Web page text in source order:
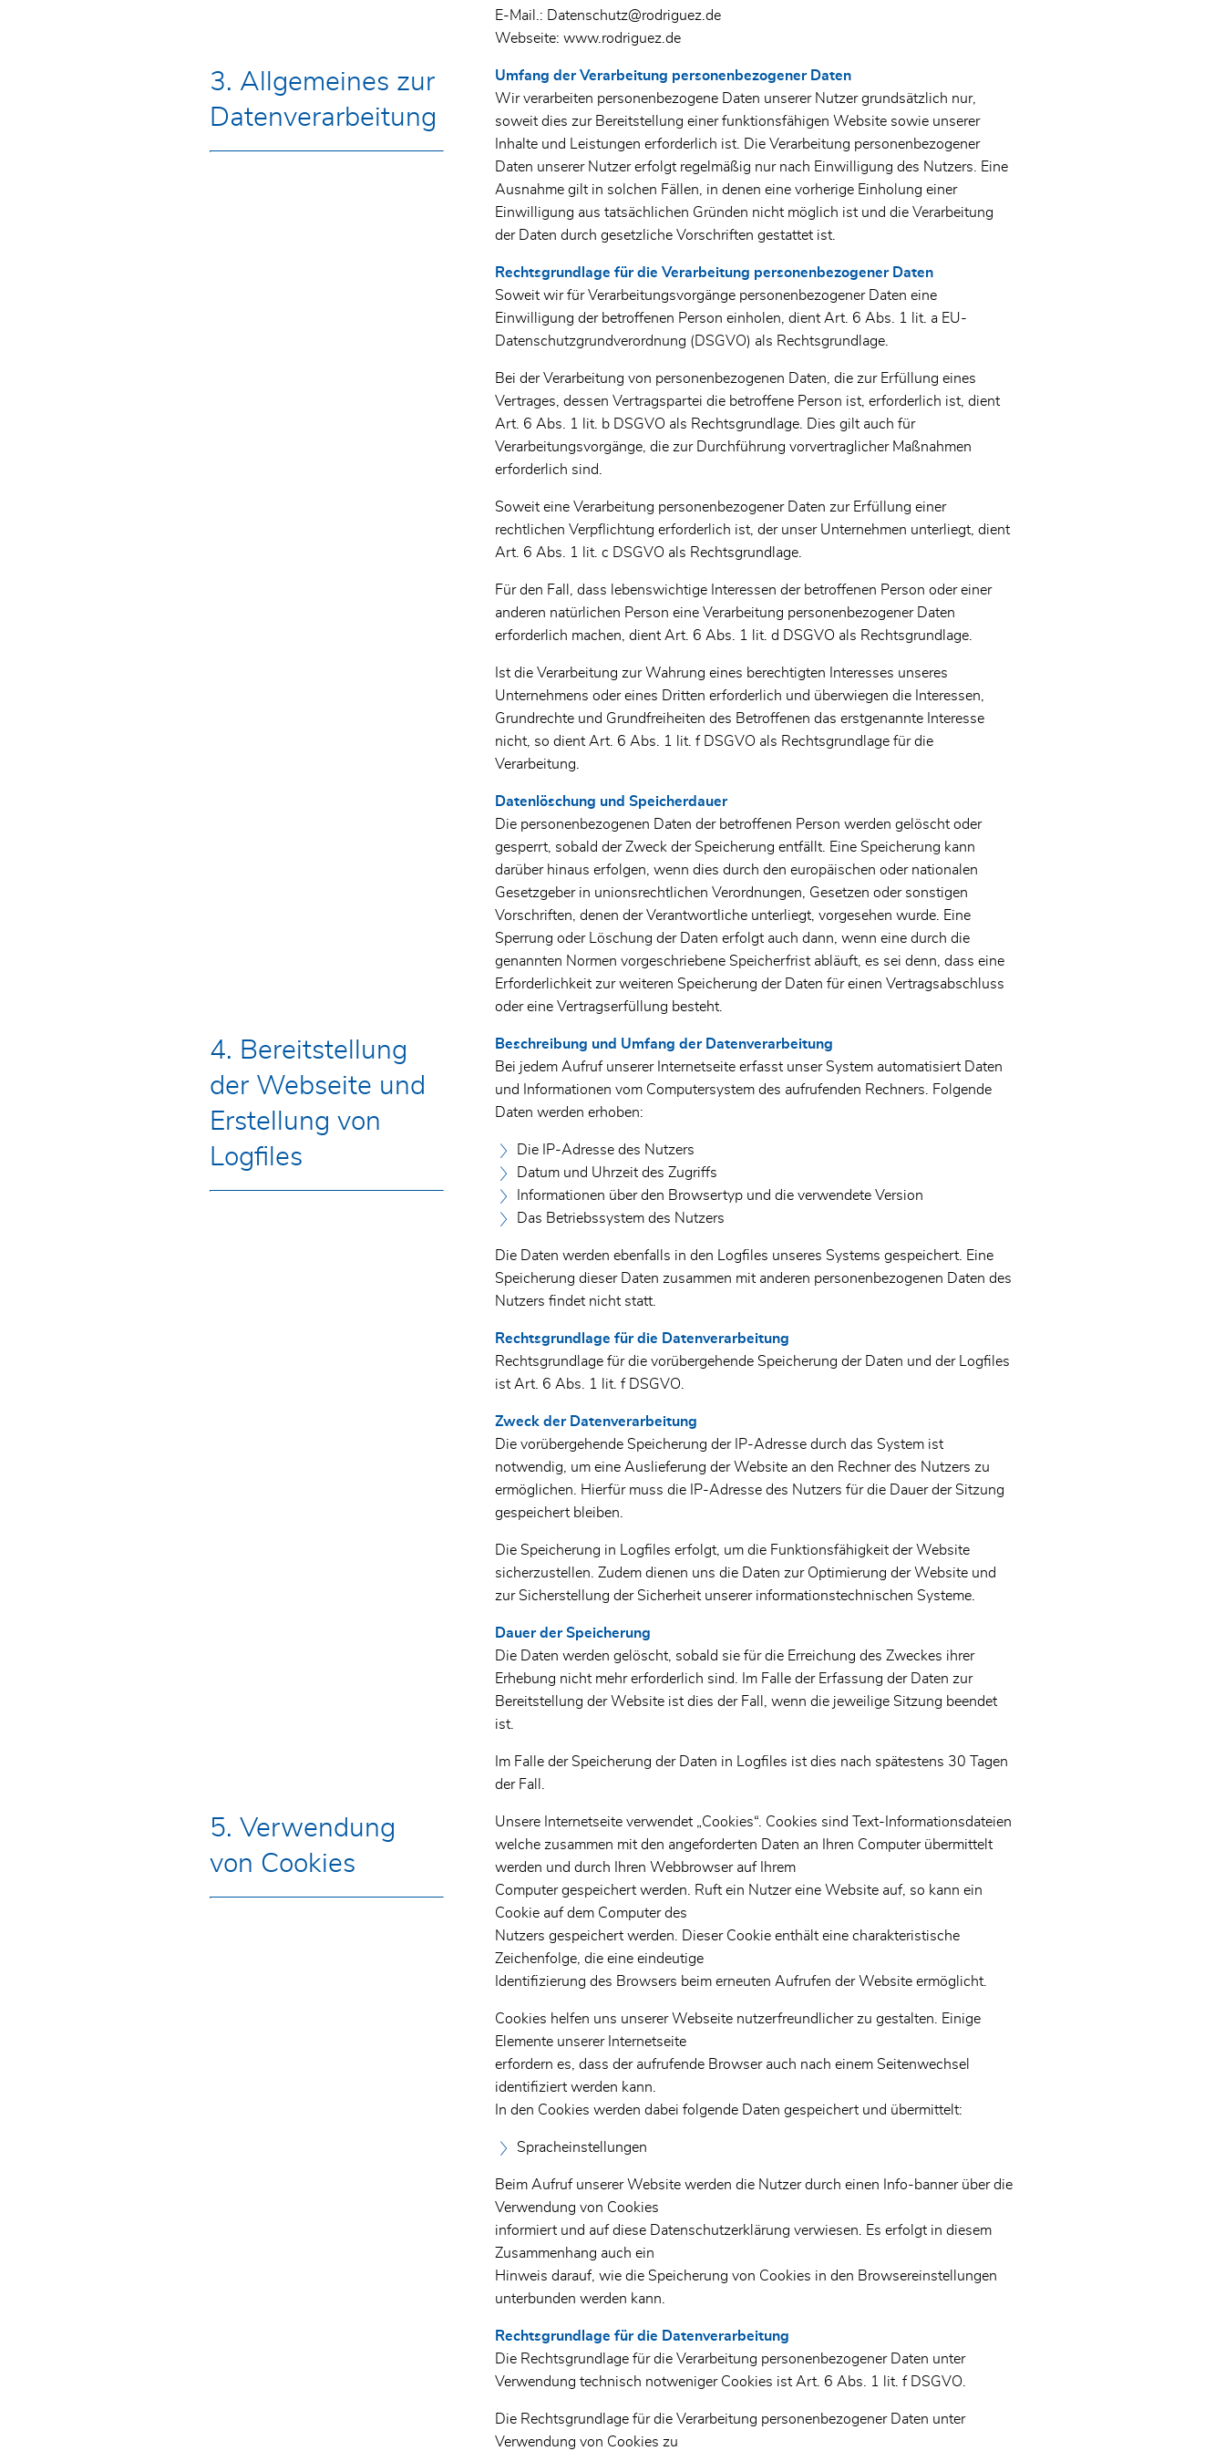
E-Mail.: Datenschutz@rodriguez.de
Webseite: www.rodriguez.de
3. Allgemeines zur
Datenverarbeitung
Umfang der Verarbeitung personenbezogener Daten
Wir verarbeiten personenbezogene Daten unserer Nutzer grundsätzlich nur,
soweit dies zur Bereitstellung einer funktionsfähigen Website sowie unserer
Inhalte und Leistungen erforderlich ist. Die Verarbeitung personenbezogener
Daten unserer Nutzer erfolgt regelmäßig nur nach Einwilligung des Nutzers. Eine
Ausnahme gilt in solchen Fällen, in denen eine vorherige Einholung einer
Einwilligung aus tatsächlichen Gründen nicht möglich ist und die Verarbeitung
der Daten durch gesetzliche Vorschriften gestattet ist.
Rechtsgrundlage für die Verarbeitung personenbezogener Daten
Soweit wir für Verarbeitungsvorgänge personenbezogener Daten eine
Einwilligung der betroffenen Person einholen, dient Art. 6 Abs. 1 lit. a EU-
Datenschutzgrundverordnung (DSGVO) als Rechtsgrundlage.
Bei der Verarbeitung von personenbezogenen Daten, die zur Erfüllung eines
Vertrages, dessen Vertragspartei die betroffene Person ist, erforderlich ist, dient
Art. 6 Abs. 1 lit. b DSGVO als Rechtsgrundlage. Dies gilt auch für
Verarbeitungsvorgänge, die zur Durchführung vorvertraglicher Maßnahmen
erforderlich sind.
Soweit eine Verarbeitung personenbezogener Daten zur Erfüllung einer
rechtlichen Verpflichtung erforderlich ist, der unser Unternehmen unterliegt, dient
Art. 6 Abs. 1 lit. c DSGVO als Rechtsgrundlage.
Für den Fall, dass lebenswichtige Interessen der betroffenen Person oder einer
anderen natürlichen Person eine Verarbeitung personenbezogener Daten
erforderlich machen, dient Art. 6 Abs. 1 lit. d DSGVO als Rechtsgrundlage.
Ist die Verarbeitung zur Wahrung eines berechtigten Interesses unseres
Unternehmens oder eines Dritten erforderlich und überwiegen die Interessen,
Grundrechte und Grundfreiheiten des Betroffenen das erstgenannte Interesse
nicht, so dient Art. 6 Abs. 1 lit. f DSGVO als Rechtsgrundlage für die
Verarbeitung.
Datenlöschung und Speicherdauer
Die personenbezogenen Daten der betroffenen Person werden gelöscht oder
gesperrt, sobald der Zweck der Speicherung entfällt. Eine Speicherung kann
darüber hinaus erfolgen, wenn dies durch den europäischen oder nationalen
Gesetzgeber in unionsrechtlichen Verordnungen, Gesetzen oder sonstigen
Vorschriften, denen der Verantwortliche unterliegt, vorgesehen wurde. Eine
Sperrung oder Löschung der Daten erfolgt auch dann, wenn eine durch die
genannten Normen vorgeschriebene Speicherfrist abläuft, es sei denn, dass eine
Erforderlichkeit zur weiteren Speicherung der Daten für einen Vertragsabschluss
oder eine Vertragserfüllung besteht.
4. Bereitstellung
der Webseite und
Erstellung von
Logfiles
Beschreibung und Umfang der Datenverarbeitung
Bei jedem Aufruf unserer Internetseite erfasst unser System automatisiert Daten
und Informationen vom Computersystem des aufrufenden Rechners. Folgende
Daten werden erhoben:
Die IP-Adresse des Nutzers
Datum und Uhrzeit des Zugriffs
Informationen über den Browsertyp und die verwendete Version
Das Betriebssystem des Nutzers
Die Daten werden ebenfalls in den Logfiles unseres Systems gespeichert. Eine
Speicherung dieser Daten zusammen mit anderen personenbezogenen Daten des
Nutzers findet nicht statt.
Rechtsgrundlage für die Datenverarbeitung
Rechtsgrundlage für die vorübergehende Speicherung der Daten und der Logfiles
ist Art. 6 Abs. 1 lit. f DSGVO.
Zweck der Datenverarbeitung
Die vorübergehende Speicherung der IP-Adresse durch das System ist
notwendig, um eine Auslieferung der Website an den Rechner des Nutzers zu
ermöglichen. Hierfür muss die IP-Adresse des Nutzers für die Dauer der Sitzung
gespeichert bleiben.
Die Speicherung in Logfiles erfolgt, um die Funktionsfähigkeit der Website
sicherzustellen. Zudem dienen uns die Daten zur Optimierung der Website und
zur Sicherstellung der Sicherheit unserer informationstechnischen Systeme.
Dauer der Speicherung
Die Daten werden gelöscht, sobald sie für die Erreichung des Zweckes ihrer
Erhebung nicht mehr erforderlich sind. Im Falle der Erfassung der Daten zur
Bereitstellung der Website ist dies der Fall, wenn die jeweilige Sitzung beendet
ist.
Im Falle der Speicherung der Daten in Logfiles ist dies nach spätestens 30 Tagen
der Fall.
5. Verwendung
von Cookies
Unsere Internetseite verwendet „Cookies“. Cookies sind Text-Informationsdateien
welche zusammen mit den angeforderten Daten an Ihren Computer übermittelt
werden und durch Ihren Webbrowser auf Ihrem
Computer gespeichert werden. Ruft ein Nutzer eine Website auf, so kann ein
Cookie auf dem Computer des
Nutzers gespeichert werden. Dieser Cookie enthält eine charakteristische
Zeichenfolge, die eine eindeutige
Identifizierung des Browsers beim erneuten Aufrufen der Website ermöglicht.
Cookies helfen uns unserer Webseite nutzerfreundlicher zu gestalten. Einige
Elemente unserer Internetseite
erfordern es, dass der aufrufende Browser auch nach einem Seitenwechsel
identifiziert werden kann.
In den Cookies werden dabei folgende Daten gespeichert und übermittelt:
Spracheinstellungen
Beim Aufruf unserer Website werden die Nutzer durch einen Info-banner über die
Verwendung von Cookies
informiert und auf diese Datenschutzerklärung verwiesen. Es erfolgt in diesem
Zusammenhang auch ein
Hinweis darauf, wie die Speicherung von Cookies in den Browsereinstellungen
unterbunden werden kann.
Rechtsgrundlage für die Datenverarbeitung
Die Rechtsgrundlage für die Verarbeitung personenbezogener Daten unter
Verwendung technisch notweniger Cookies ist Art. 6 Abs. 1 lit. f DSGVO.
Die Rechtsgrundlage für die Verarbeitung personenbezogener Daten unter
Verwendung von Cookies zu